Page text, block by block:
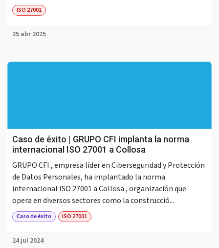
ISO 27001
25 abr 2025
Caso de éxito | GRUPO CFI implanta la norma
internacional ISO 27001 a Collosa
GRUPO CFI , empresa líder en Ciberseguridad y Protección
de Datos Personales, ha implantado la norma
internacional ISO 27001 a Collosa , organización que
opera en diversos sectores como la construcció...
Caso de éxito ISO 27001
24 jul 2024